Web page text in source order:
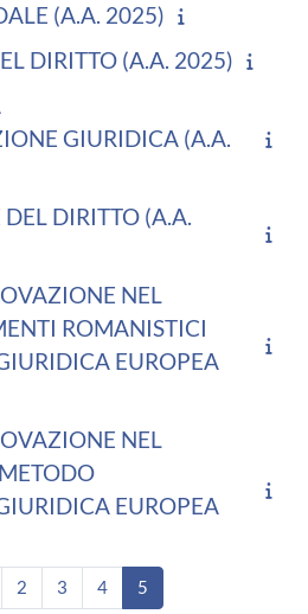
(A.A. 2025)
DIRITTO (A.A. 2025)
GIURIDICA (A.A.
DIRITTO (A.A.
NEL
ROMANISTICI
EUROPEA
NEL
EUROPEA
1
2Pagina 2
3Pagina 3
4Pagina 4
5Pagina 5